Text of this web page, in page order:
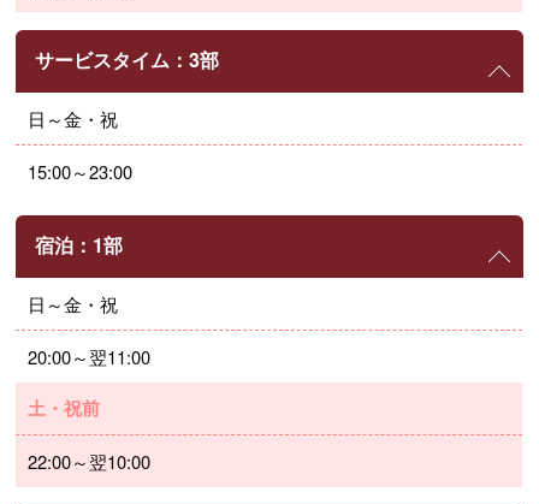
サービスタイム：3部
日～金・祝
15:00～23:00
宿泊：1部
日～金・祝
20:00～翌11:00
土・祝前
22:00～翌10:00